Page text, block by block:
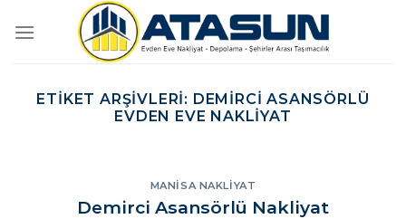
atla
ETIKET ARŞIVLERI: DEMIRCI ASANSÖRLÜ
EVDEN EVE NAKLIYAT
MANISA NAKLIYAT
Demirci Asansörlü Nakliyat